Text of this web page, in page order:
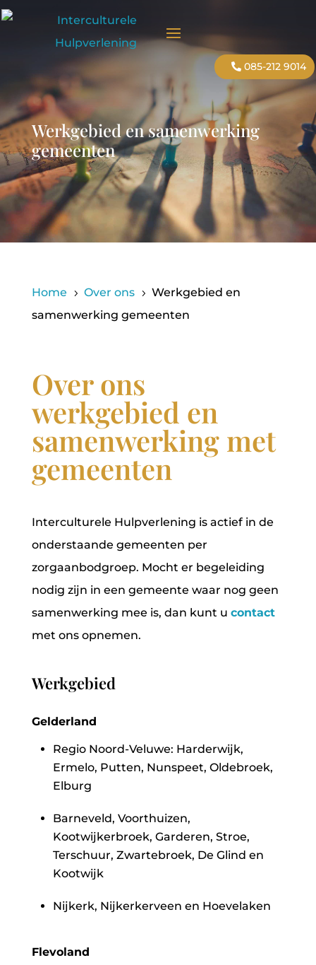
085-212 9014
Werkgebied en samenwerking
gemeenten
Home 5 Over ons 5 Werkgebied en
samenwerking gemeenten
Over ons
werkgebied en
samenwerking met
gemeenten
Interculturele Hulpverlening is actief in de
onderstaande gemeenten per
zorgaanbodgroep. Mocht er begeleiding
nodig zijn in een gemeente waar nog geen
samenwerking mee is, dan kunt u contact
met ons opnemen.
Werkgebied
Gelderland
Regio Noord-Veluwe: Harderwijk,
Ermelo, Putten, Nunspeet, Oldebroek,
Elburg
Barneveld, Voorthuizen,
Kootwijkerbroek, Garderen, Stroe,
Terschuur, Zwartebroek, De Glind en
Kootwijk
Nijkerk, Nijkerkerveen en Hoevelaken
Flevoland